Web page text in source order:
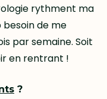
rythment ma
besoin de me
par semaine. Soit
en rentrant !
?